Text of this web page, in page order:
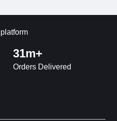
31m+
Orders Delivered